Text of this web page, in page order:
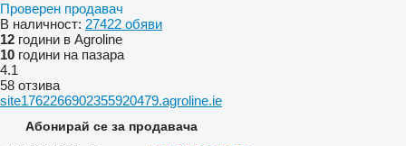
Проверен продавач
В наличност: 27422 обяви
12 години в Agroline
10 години на пазара
4.1
58 отзива
site1762266902355920479.agroline.ie
Абонирай се за продавача